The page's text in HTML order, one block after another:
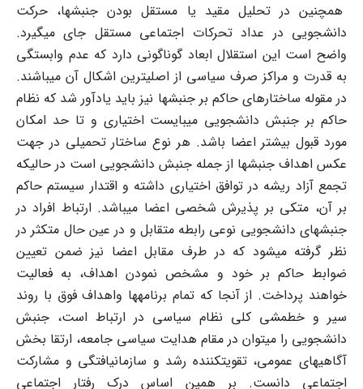
همچنین در تحلیل مقید یا مستقل بودن جنبشها، حرکت
دانشجویی در عداد تحرکات اجتماعی مستقل جای می‏گیرد.
واضح است این استقلال ابعاد گوناگونی دارد که عدم وابستگی
به قدرت و مراکز صرف سیاسی از اصلی‏ترین اشکال آن می‏باشند.
در مقوله ساختارهای حاکم بر جنبشها نیز باید یادآور شد که نظام
حاکم بر جنبش دانشجویی می‏بایست اختیاری و تا حد امکان
مورد قبول بیشتر اعضا باشد. هر نوع ساختار تحمیلی در جهت
عکس اهداف جنبشها از جمله جنبش دانشجویی است در حالی‏که
تجمع آزاد ریشه در توافق اختیاری داشته و اقتدار سیستم حاکم
بر آن، متکی بر پذیرش شخصی اعضا می‏باشد. ارتباط افراد در
جنبشهای دانشجویی نوعی رابطه متقابل و در عین حال متکثر در
نظر گرفته می‏شود که در طرف مقابل اعضا نیز ضمن تعیین
ضوابط حاکم بر خود و مشخص نمودن اهداف، به فعالیت
خواهند پرداخت. از آنجا که تمام برنامه‏ها واهداف فوق با روند
سیر و خط‏مشی کلی نظام سیاسی در ارتباط است، جنبش
دانشجویی را می‏توان در مقام هدایت سیاسی جامعه، ارتقا بخش
آگاهیهای عمومی، تقویت‏کننده رشد و سازمان‎یافتگی و مشارکت
اجتماعی دانست. بر همین اساس درک رفتار اجتماعی